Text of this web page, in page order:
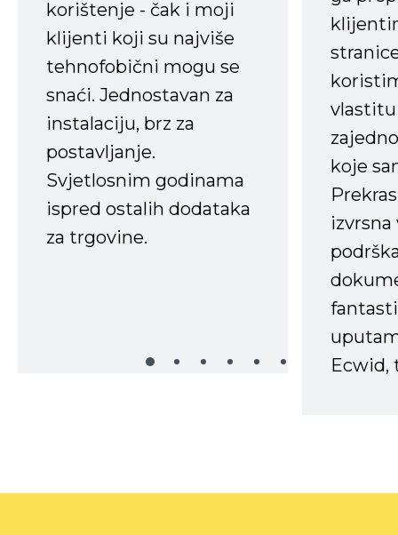
korištenje - čak i moji
klijenti koji su najviše
tehnofobični mogu se
snaći. Jednostavan za
instalaciju, brz za
postavljanje.
Svjetlosnim godinama
ispred ostalih dodataka
za trgovine.
koje
Ecwid,